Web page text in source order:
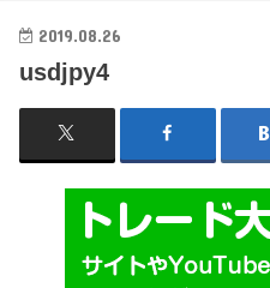
2019.08.26
usdjpy4